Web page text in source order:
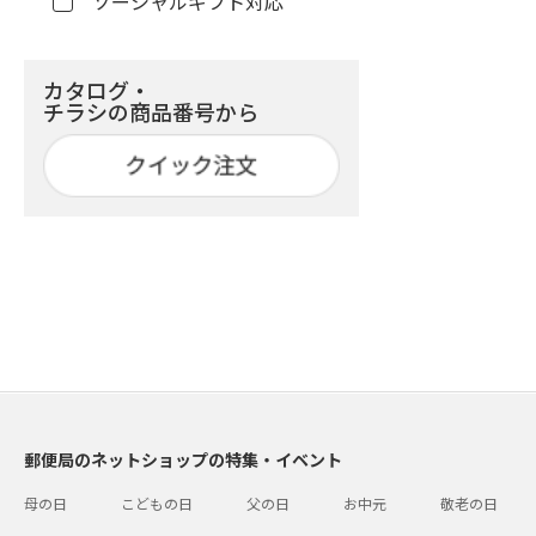
カタログ・
チラシの商品番号から
郵便局のネットショップの特集・イベント
母の日 こどもの日 父の日 お中元 敬老の日